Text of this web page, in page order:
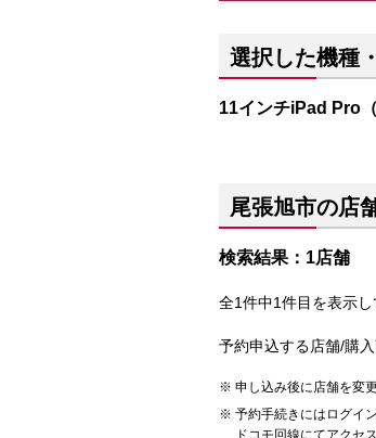
選択した機種
11インチiPad Pro
尾張旭市の店
検索結果：1店舗
全1件中1件目を表示
予約申込する店舗/購
申し込み後に店舗を変
予約手続きにはログイ
ドコモ回線にてアクセ